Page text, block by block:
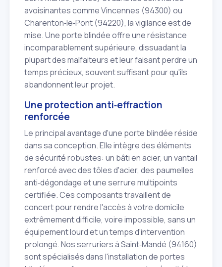
avoisinantes comme Vincennes (94300) ou
Charenton‑le‑Pont (94220), la vigilance est de
mise. Une porte blindée offre une résistance
incomparablement supérieure, dissuadant la
plupart des malfaiteurs et leur faisant perdre un
temps précieux, souvent suffisant pour qu'ils
abandonnent leur projet.
Une protection anti‑effraction
renforcée
Le principal avantage d'une porte blindée réside
dans sa conception. Elle intègre des éléments
de sécurité robustes: un bâti en acier, un vantail
renforcé avec des tôles d'acier, des paumelles
anti‑dégondage et une serrure multipoints
certifiée. Ces composants travaillent de
concert pour rendre l'accès à votre domicile
extrêmement difficile, voire impossible, sans un
équipement lourd et un temps d'intervention
prolongé. Nos serruriers à Saint‑Mandé (94160)
sont spécialisés dans l'installation de portes